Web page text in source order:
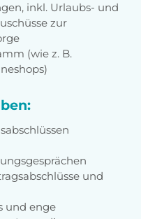
inkl. Urlaubs- und
zur
(wie z. B.
und
und enge